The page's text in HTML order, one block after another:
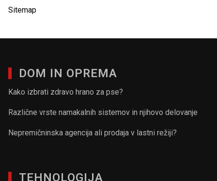
Sitemap
DOM IN OPREMA
Kako izbrati zdravo hrano za pse?
Različne vrste namakalnih sistemov in njihovo delovanje
Nepremičninska agencija ali prodaja v lastni režiji?
TEHNOLOGIJA